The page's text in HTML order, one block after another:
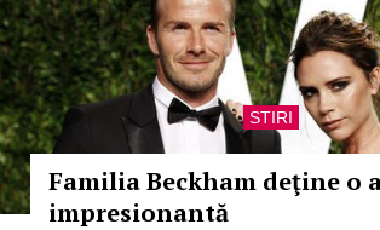
STIRI
Familia Beckham deţine o
impresionantă